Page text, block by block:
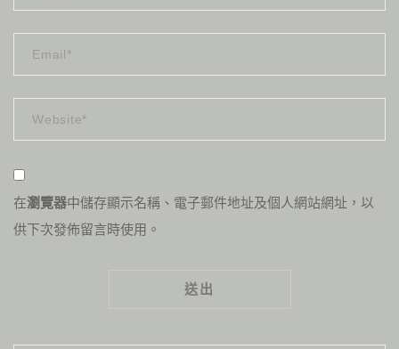
在瀏覽器中儲存顯示名稱、電子郵件地址及個人網站網址，以
供下次發佈留言時使用。